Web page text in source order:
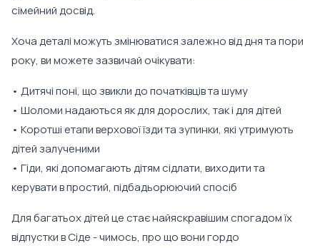
сімейний досвід.
Хоча деталі можуть змінюватися залежно від дня та пори
року, ви можете зазвичай очікувати:
• Дитячі поні, що звикли до початківців та шуму
• Шоломи надаються як для дорослих, так і для дітей
• Коротші етапи верхової їзди та зупинки, які утримують
дітей залученими
• Гіди, які допомагають дітям сідлати, виходити та
керувати в простий, підбадьорюючий спосіб
Для багатьох дітей це стає найяскравішим спогадом їх
відпустки в Сіде - чимось, про що вони гордо